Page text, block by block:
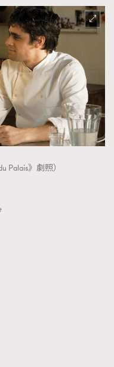
Palais》劇照）